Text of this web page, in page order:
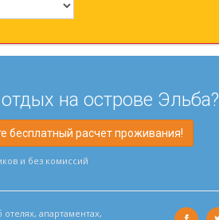
на острове Эльба?
бесплатный расчет проживания!
и без комиссий
апартаментах,